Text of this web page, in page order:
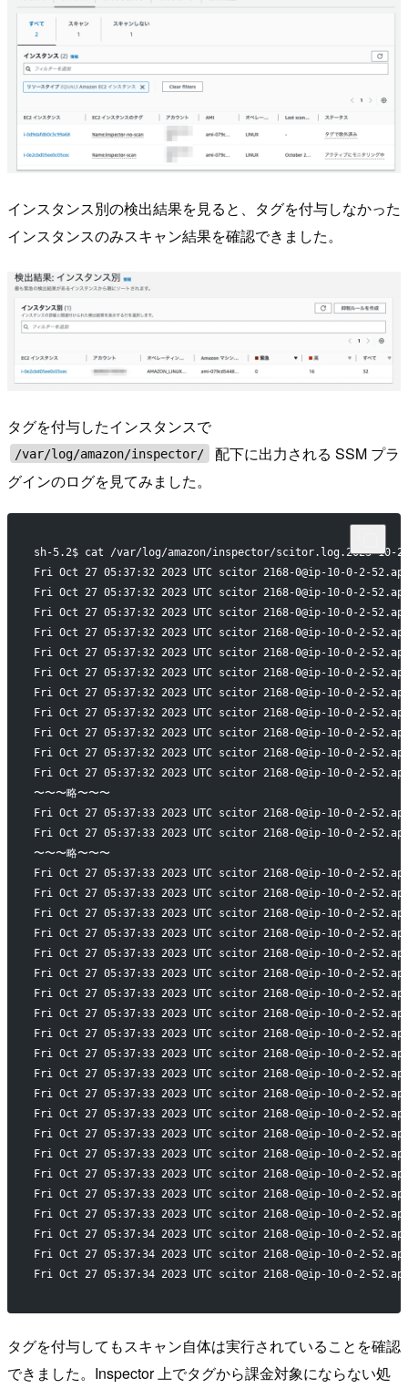
インスタンス別の検出結果を見ると、タグを付与しなかった
インスタンスのみスキャン結果を確認できました。
タグを付与したインスタンスで
/var/log/amazon/inspector/
配下に出力される SSM プラ
グインのログを見てみました。
sh-5.2$ cat /var/log/amazon/inspector/scitor.log.2023-10-
Fri Oct 27 05:37:32 2023 UTC scitor 2168-0@ip-10-0-2-
Fri Oct 27 05:37:32 2023 UTC scitor 2168-0@ip-10-0-2-
Fri Oct 27 05:37:32 2023 UTC scitor 2168-0@ip-10-0-2-
Fri Oct 27 05:37:32 2023 UTC scitor 2168-0@ip-10-0-2-
Fri Oct 27 05:37:32 2023 UTC scitor 2168-0@ip-10-0-2-
Fri Oct 27 05:37:32 2023 UTC scitor 2168-0@ip-10-0-2-
Fri Oct 27 05:37:32 2023 UTC scitor 2168-0@ip-10-0-2-
Fri Oct 27 05:37:32 2023 UTC scitor 2168-0@ip-10-0-2-
Fri Oct 27 05:37:32 2023 UTC scitor 2168-0@ip-10-0-2-
Fri Oct 27 05:37:32 2023 UTC scitor 2168-0@ip-10-0-2-
Fri Oct 27 05:37:32 2023 UTC scitor 2168-0@ip-10-0-2-
〜〜〜略〜〜〜
Fri Oct 27 05:37:33 2023 UTC scitor 2168-0@ip-10-0-2-
Fri Oct 27 05:37:33 2023 UTC scitor 2168-0@ip-10-0-2-
〜〜〜略〜〜〜
Fri Oct 27 05:37:33 2023 UTC scitor 2168-0@ip-10-0-2-
Fri Oct 27 05:37:33 2023 UTC scitor 2168-0@ip-10-0-2-
Fri Oct 27 05:37:33 2023 UTC scitor 2168-0@ip-10-0-2-
Fri Oct 27 05:37:33 2023 UTC scitor 2168-0@ip-10-0-2-
Fri Oct 27 05:37:33 2023 UTC scitor 2168-0@ip-10-0-2-
Fri Oct 27 05:37:33 2023 UTC scitor 2168-0@ip-10-0-2-
Fri Oct 27 05:37:33 2023 UTC scitor 2168-0@ip-10-0-2-
Fri Oct 27 05:37:33 2023 UTC scitor 2168-0@ip-10-0-2-
Fri Oct 27 05:37:33 2023 UTC scitor 2168-0@ip-10-0-2-
Fri Oct 27 05:37:33 2023 UTC scitor 2168-0@ip-10-0-2-
Fri Oct 27 05:37:33 2023 UTC scitor 2168-0@ip-10-0-2-
Fri Oct 27 05:37:33 2023 UTC scitor 2168-0@ip-10-0-2-
Fri Oct 27 05:37:33 2023 UTC scitor 2168-0@ip-10-0-2-
Fri Oct 27 05:37:33 2023 UTC scitor 2168-0@ip-10-0-2-
Fri Oct 27 05:37:33 2023 UTC scitor 2168-0@ip-10-0-2-
Fri Oct 27 05:37:33 2023 UTC scitor 2168-0@ip-10-0-2-
Fri Oct 27 05:37:33 2023 UTC scitor 2168-0@ip-10-0-2-
Fri Oct 27 05:37:33 2023 UTC scitor 2168-0@ip-10-0-2-
Fri Oct 27 05:37:34 2023 UTC scitor 2168-0@ip-10-0-2-
Fri Oct 27 05:37:34 2023 UTC scitor 2168-0@ip-10-0-2-
Fri Oct 27 05:37:34 2023 UTC scitor 2168-0@ip-10-0-2-
タグを付与してもスキャン自体は実行されていることを確認
できました。Inspector 上でタグから課金対象にならない処